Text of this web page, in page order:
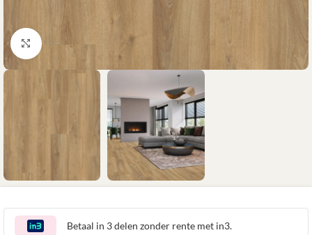
Klik om te vergroten
Betaal in 3 delen zonder rente met in3.